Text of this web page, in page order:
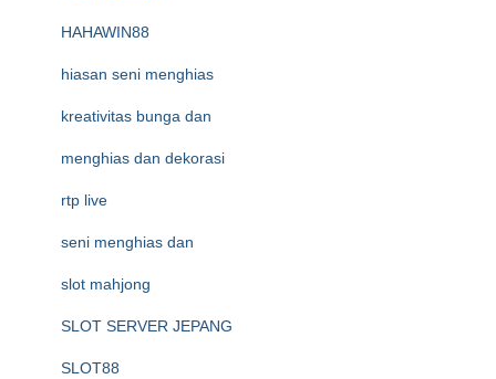
HAHAWIN88
hiasan seni menghias
kreativitas bunga dan
menghias dan dekorasi
rtp live
seni menghias dan
slot mahjong
SLOT SERVER JEPANG
SLOT88